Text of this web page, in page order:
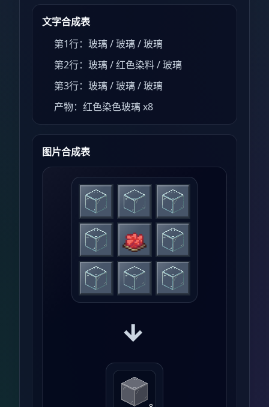
文字合成表
第1行：玻璃 / 玻璃 / 玻璃
第2行：玻璃 / 红色染料 / 玻璃
第3行：玻璃 / 玻璃 / 玻璃
产物：红色染色玻璃 x8
图片合成表
→